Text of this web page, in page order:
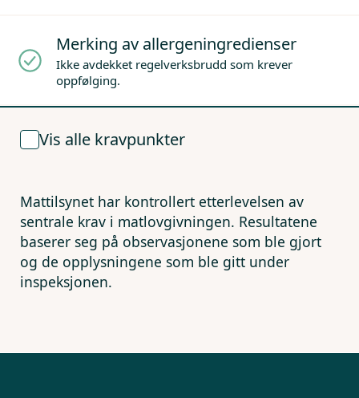
Merking av allergeningredienser
Ikke avdekket regelverksbrudd som krever
oppfølging.
Vis alle kravpunkter
Mattilsynet har kontrollert etterlevelsen av
sentrale krav i matlovgivningen. Resultatene
baserer seg på observasjonene som ble gjort
og de opplysningene som ble gitt under
inspeksjonen.